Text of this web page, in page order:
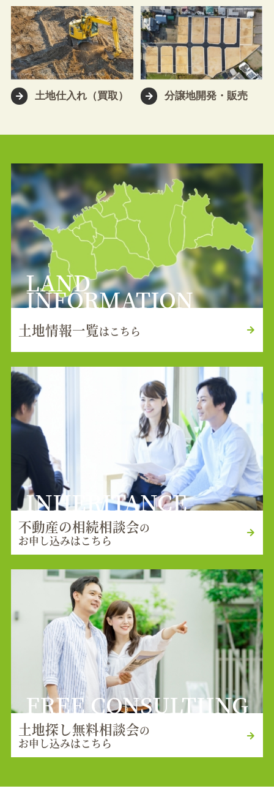
土地仕入れ（買取） 分譲地開発・販売
LAND
INFORMATION
土地情報一覧はこちら
INHERITANCE
不動産の相続相談会の
お申し込みはこちら
FREE CONSULTIING
土地探し無料相談会の
お申し込みはこちら